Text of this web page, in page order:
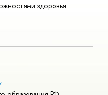
здоровья